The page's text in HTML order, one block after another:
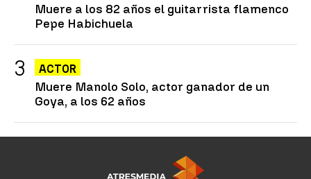
Muere a los 82 años el guitarrista flamenco
Pepe Habichuela
ACTOR
Muere Manolo Solo, actor ganador de un
Goya, a los 62 años